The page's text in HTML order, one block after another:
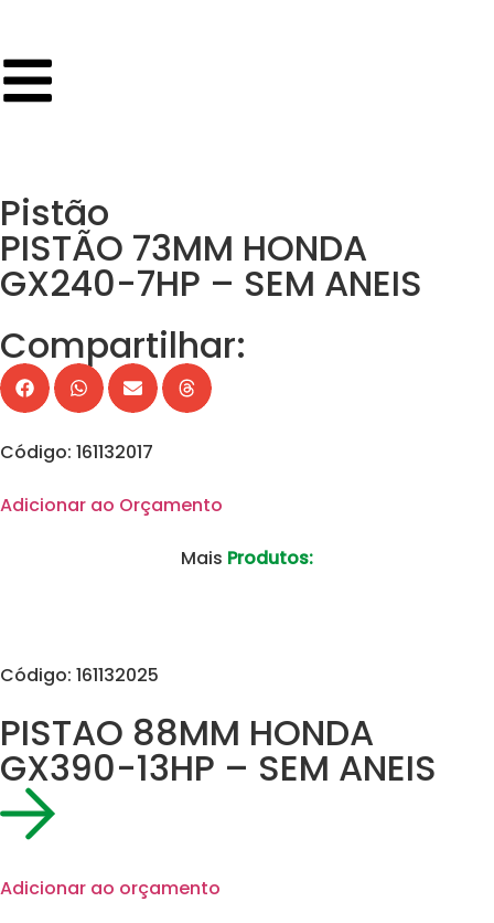
Pistão
PISTÃO 73MM HONDA
GX240-7HP – SEM ANEIS
Compartilhar:
Código: 161132017
Adicionar ao Orçamento
Mais Produtos:
Código: 161132025
PISTAO 88MM HONDA
GX390-13HP – SEM ANEIS
Adicionar ao orçamento